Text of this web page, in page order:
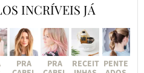
INCRÍVEIS JÁ
PRA
PRA
RECEIT PENTE